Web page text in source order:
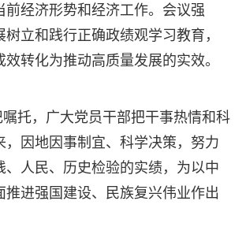
前经济形势和经济工作。会议强
立和践行正确政绩观学习教育，
转化为推动高质量发展的实效。
托，广大党员干部把干事热情和科
，因地因事制宜、科学决策，努力
、人民、历史检验的实绩，为以中
推进强国建设、民族复兴伟业作出